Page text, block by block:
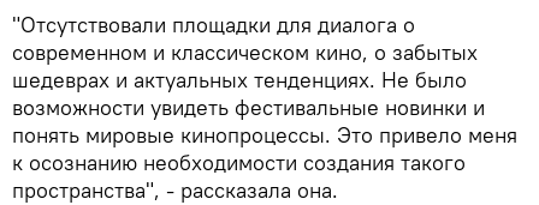
"Отсутствовали площадки для диалога о
современном и классическом кино, о забытых
шедеврах и актуальных тенденциях. Не было
возможности увидеть фестивальные новинки и
понять мировые кинопроцессы. Это привело меня
к осознанию необходимости создания такого
пространства", - рассказала она.